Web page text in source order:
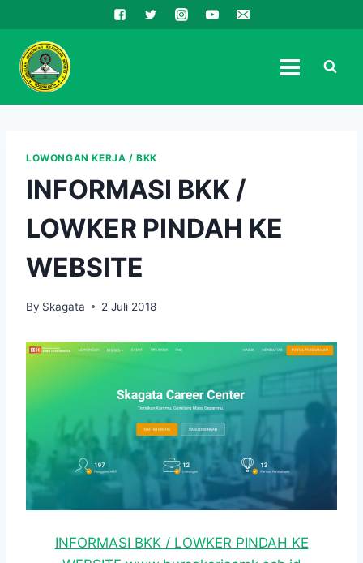
to
content
LOWONGAN KERJA / BKK
INFORMASI BKK /
LOWKER PINDAH KE
WEBSITE
By Skagata 2 Juli 2018
INFORMASI BKK / LOWKER PINDAH KE